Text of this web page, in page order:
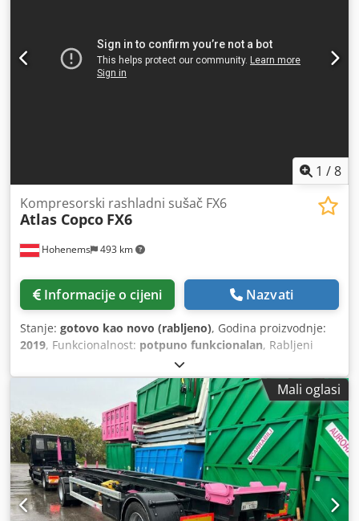
1 /8
Hohenems 493 km
Kompresorski rashladni sušač FX6
Atlas Copco FX6
Informacije o cijeni Nazvati
Stanje: gotovo kao novo (rabljeno), Godina proizvodnje:
2019, Funkcionalnost: potpuno funkcionalan, Rabljeni
hladnjački sušač Atlas Copco FX6 Codszrtbiopfx Aqworf
2,34 m³/min 14 bara Godina proizvodnje: 2019
Mali oglasi